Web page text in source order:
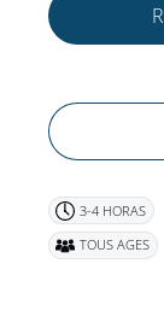
3-4 HORAS
TOUS AGES